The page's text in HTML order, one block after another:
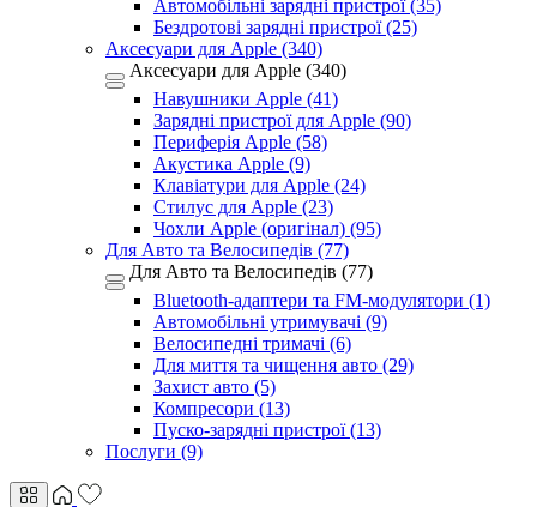
Автомобільні зарядні пристрої (35)
Бездротові зарядні пристрої (25)
Аксесуари для Apple (340)
Аксесуари для Apple (340)
Навушники Apple (41)
Зарядні пристрої для Apple (90)
Периферія Apple (58)
Акустика Apple (9)
Клавіатури для Apple (24)
Стилус для Apple (23)
Чохли Apple (оригінал) (95)
Для Авто та Велосипедів (77)
Для Авто та Велосипедів (77)
Bluetooth-адаптери та FM-модулятори (1)
Автомобільні утримувачі (9)
Велосипедні тримачі (6)
Для миття та чищення авто (29)
Захист авто (5)
Компресори (13)
Пуско-зарядні пристрої (13)
Послуги (9)